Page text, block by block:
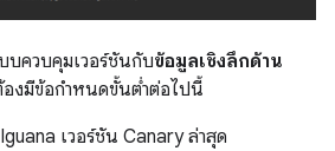
บควบคุมเวอร์ชันกับข้อมูลเชิงลึกด้าน
งมีข้อกำหนดขั้นต่ำต่อไปนี้
เวอร์ชัน Canary ล่าสุด